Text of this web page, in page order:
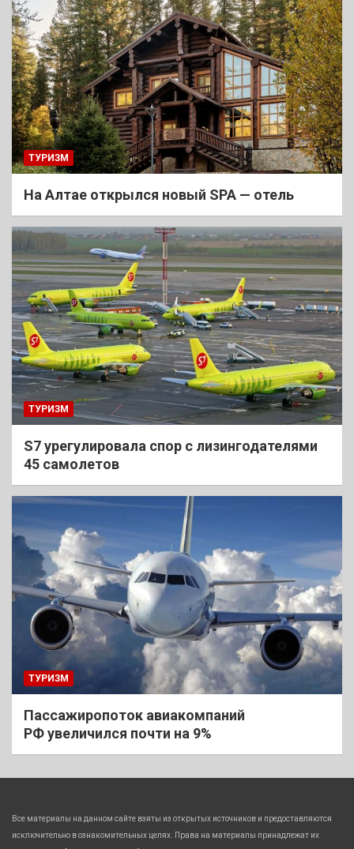
ТУРИЗМ
На Алтае открылся новый SPA — отель
ТУРИЗМ
S7 урегулировала спор с лизингодателями
45 самолетов
ТУРИЗМ
Пассажиропоток авиакомпаний
РФ увеличился почти на 9%
Все материалы на данном сайте взяты из открытых источников и предоставляются
исключительно в ознакомительных целях. Права на материалы принадлежат их